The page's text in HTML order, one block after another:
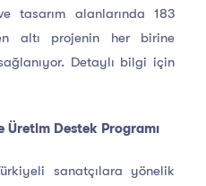
tasarım alanlarında 183
altı projenin her birine
Detaylı bilgi için
Üretim Destek Programı
sanatçılara yönelik